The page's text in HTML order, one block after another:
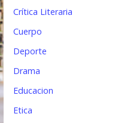
Crítica Literaria
Cuerpo
Deporte
Drama
Educacion
Etica